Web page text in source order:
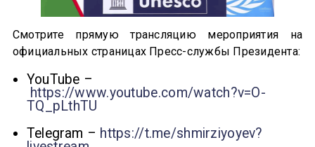
Смотрите прямую трансляцию мероприятия на
официальных страницах Пресс-службы Президента:
YouTube –
https://www.youtube.com/watch?v=O-
TQ_pLthTU
Telegram – https://t.me/shmirziyoyev?